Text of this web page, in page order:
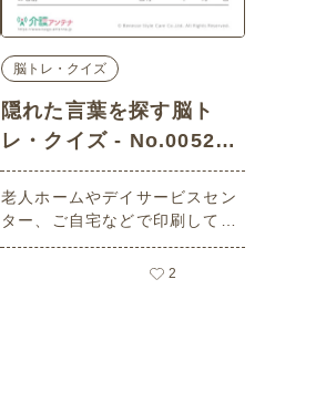
脳トレ・クイズ
隠れた言葉を探す脳ト
レ・クイズ - No.00522
(中級/脳トレ・クイズの
介護レク素材)
老人ホームやデイサービスセン
ター、ご自宅などで印刷してお
使いいただける無料の高齢者向
け介護レク素材（脳トレ・クイ
2